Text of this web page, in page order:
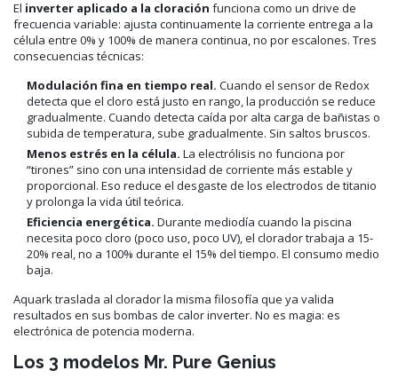
El inverter aplicado a la cloración funciona como un drive de
frecuencia variable: ajusta continuamente la corriente entrega a la
célula entre 0% y 100% de manera continua, no por escalones. Tres
consecuencias técnicas:
Modulación fina en tiempo real. Cuando el sensor de Redox
detecta que el cloro está justo en rango, la producción se reduce
gradualmente. Cuando detecta caída por alta carga de bañistas o
subida de temperatura, sube gradualmente. Sin saltos bruscos.
Menos estrés en la célula. La electrólisis no funciona por
“tirones” sino con una intensidad de corriente más estable y
proporcional. Eso reduce el desgaste de los electrodos de titanio
y prolonga la vida útil teórica.
Eficiencia energética. Durante mediodía cuando la piscina
necesita poco cloro (poco uso, poco UV), el clorador trabaja a 15-
20% real, no a 100% durante el 15% del tiempo. El consumo medio
baja.
Aquark traslada al clorador la misma filosofía que ya valida
resultados en sus bombas de calor inverter. No es magia: es
electrónica de potencia moderna.
Los 3 modelos Mr. Pure Genius